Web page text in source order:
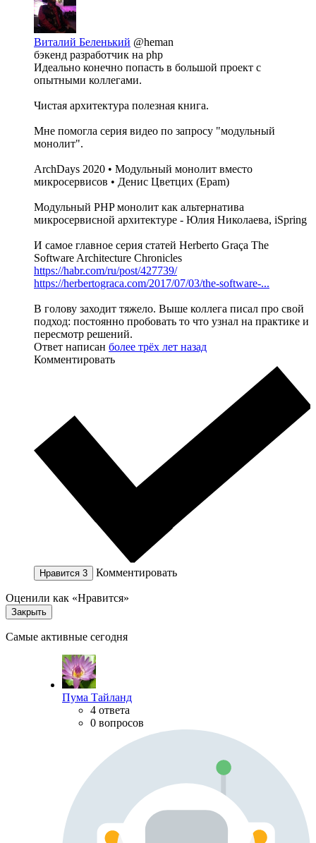
Виталий Беленький @heman
бэкенд разработчик на php
Идеально конечно попасть в большой проект с
опытными коллегами.
Чистая архитектура полезная книга.
Мне помогла серия видео по запросу "модульный
монолит".
ArchDays 2020 • Модульный монолит вместо
микросервисов • Денис Цветцих (Epam)
Модульный PHP монолит как альтернатива
микросервисной архитектуре - Юлия Николаева, iSpring
И самое главное серия статей Herberto Graça The
Software Architecture Chronicles
https://habr.com/ru/post/427739/
https://herbertograca.com/2017/07/03/the-software-...
В голову заходит тяжело. Выше коллега писал про свой
подход: постоянно пробовать то что узнал на практике и
пересмотр решений.
Ответ написан более трёх лет назад
Комментировать
Нравится 3 Комментировать
Оценили как «Нравится»
Закрыть
Самые активные сегодня
Пума Тайланд
4 ответа
0 вопросов